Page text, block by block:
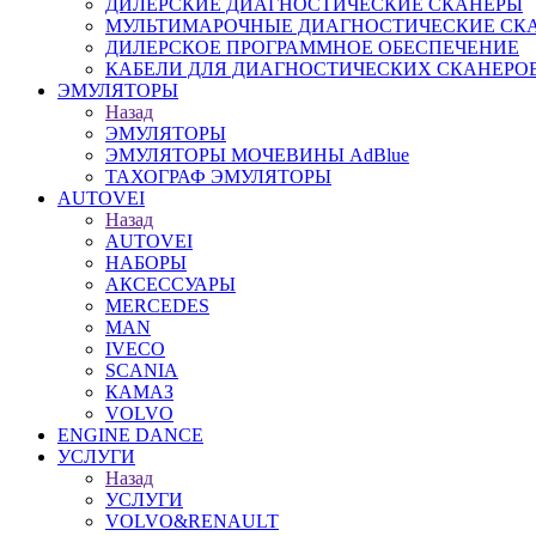
ДИЛЕРСКИЕ ДИАГНОСТИЧЕСКИЕ СКАНЕРЫ
МУЛЬТИМАРОЧНЫЕ ДИАГНОСТИЧЕСКИЕ
ДИЛЕРСКОЕ ПРОГРАММНОЕ ОБЕСПЕЧЕНИЕ
КАБЕЛИ ДЛЯ ДИАГНОСТИЧЕСКИХ
ЭМУЛЯТОРЫ
Назад
ЭМУЛЯТОРЫ
ЭМУЛЯТОРЫ МОЧЕВИНЫ АdBlue
ТАХОГРАФ ЭМУЛЯТОРЫ
AUTOVEI
Назад
AUTOVEI
НАБОРЫ
АКСЕССУАРЫ
MERCEDES
MAN
IVECO
SCANIA
КАМАЗ
VOLVO
ENGINE DANCE
УСЛУГИ
Назад
УСЛУГИ
VOLVO&RENAULT